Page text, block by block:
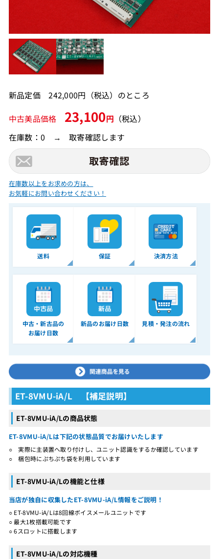
新品定価 242,000円（税込）のところ
中古美品価格 23,100円 （税込）
在庫数：0 → 取寄確認します
在庫数以上をお求めの方は、
お気軽にお問い合わせください！
送料 保証 決済方法
中古・新古品の
お届け日数
新品のお届け日数 見積・発注の流れ
ET-8VMU-iA/L 【補足説明】
ET-8VMU-iA/Lの商品状態
ET-8VMU-iA/Lは下記の状態品質でお届けいたします
○ 実際に主装置へ取り付けし、ユニット認識をするか確認しています
○ 梱包時にぷちぷち袋を利用しています
ET-8VMU-iA/Lの機能と仕様
当店が独自に収集したET-8VMU-iA/L情報をご説明！
○ ET-8VMU-iA/Lは8回線ボイスメールユニットです
○ 最大1枚搭載可能です
○ 6スロットに搭載します
ET-8VMU-iA/Lの対応機種